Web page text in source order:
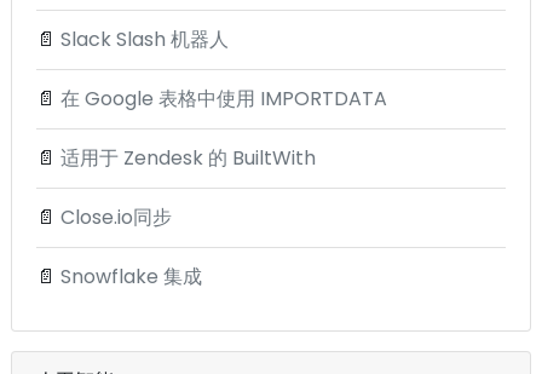
📄 Slack Slash 机器人
📄 在 Google 表格中使用 IMPORTDATA
📄 适用于 Zendesk 的 BuiltWith
📄 Close.io同步
📄 Snowflake 集成